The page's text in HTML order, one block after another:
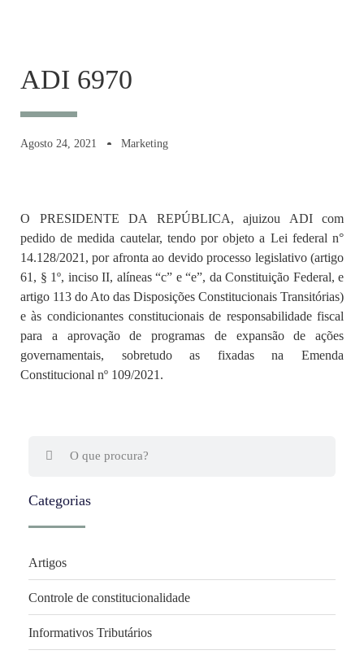
ADI 6970
Agosto 24, 2021 Marketing
O PRESIDENTE DA REPÚBLICA, ajuizou ADI com
pedido de medida cautelar, tendo por objeto a Lei federal n°
14.128/2021, por afronta ao devido processo legislativo (artigo
61, § 1º, inciso II, alíneas “c” e “e”, da Constituição Federal, e
artigo 113 do Ato das Disposições Constitucionais Transitórias)
e às condicionantes constitucionais de responsabilidade fiscal
para a aprovação de programas de expansão de ações
governamentais, sobretudo as fixadas na Emenda
Constitucional nº 109/2021.
Categorias
Artigos
Controle de constitucionalidade
Informativos Tributários